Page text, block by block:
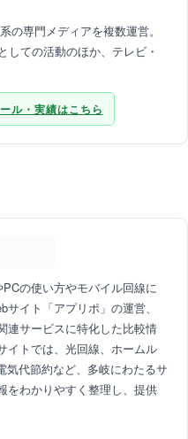
の専門メディアを複数運営。
しての活動のほか、テレビ・
ル・実績はこちら
の使い方やモバイル回線に
イト「アプリポ」の運営、
連サービスに特化した比較情
イトでは、光回線、ホームル
気代節約など、多岐にわたるサ
をわかりやすく整理し、提供